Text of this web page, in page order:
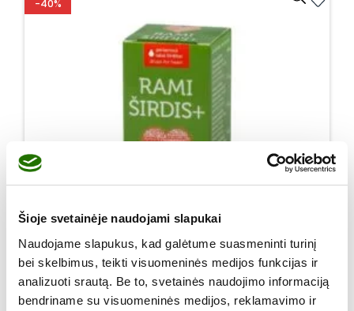
Šioje svetainėje naudojami slapukai
Naudojame slapukus, kad galėtume suasmeninti turinį
bei skelbimus, teikti visuomeninės medijos funkcijas ir
analizuoti srautą. Be to, svetainės naudojimo informaciją
bendriname su visuomeninės medijos, reklamavimo ir
-40%